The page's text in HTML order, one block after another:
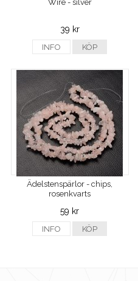
Wire - silver
39 kr
INFO KÖP
Ädelstenspärlor - chips,
rosenkvarts
59 kr
INFO KÖP